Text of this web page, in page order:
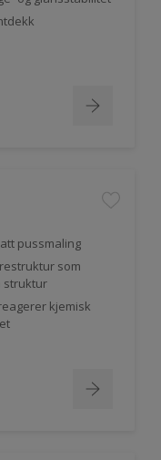
pussmaling
som
struktur
kjemisk